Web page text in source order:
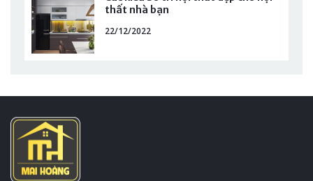
thất nhà bạn
22/12/2022